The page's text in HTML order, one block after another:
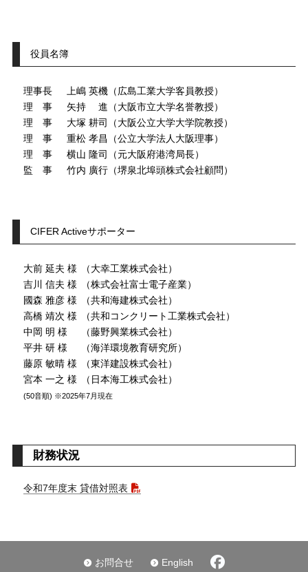
役員名簿
理事長
上嶋 英機（広島工業大学客員教授）
理事
矢持 進（大阪市立大学名誉教授）
理事
大塚 耕司（大阪公立大学大学院教授）
理事
重松 孝昌（公立大学法人大阪理事）
理事
横山 隆司（元大阪府港湾局長）
監事
竹内 廣行（堺泉北埠頭株式会社顧問）
CIFER Activeサポーター
大前 延夫 様
（大幸工業株式会社）
吉川 信夫 様
（株式会社富士電子産業）
國森 雅彦 様
（共和海建株式会社）
高橋 靖次 様
（共和コンクリート工業株式会社）
中岡 明 様
（藤野興業株式会社）
平井 研 様
（海洋環境教育研究所）
藤原 敏晴 様
（東洋建設株式会社）
宮本 一之 様
（日本海工株式会社）
(50音順) ※2025年7月現在
財務状況
令和7年度末 貸借対照表
お問合せ English